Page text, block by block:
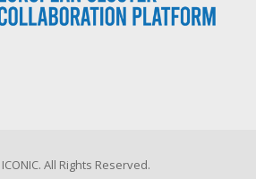
All Rights Reserved.